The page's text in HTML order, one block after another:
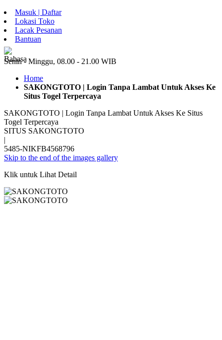
Masuk | Daftar
Lokasi Toko
Lacak Pesanan
Bantuan
Senin - Minggu, 08.00 - 21.00 WIB
Home
SAKONGTOTO | Login Tanpa Lambat Untuk Akses Ke
Situs Togel Terpercaya
SAKONGTOTO | Login Tanpa Lambat Untuk Akses Ke Situs
Togel Terpercaya
SITUS SAKONGTOTO
|
5485-NIKFB4568796
Skip to the end of the images gallery
Klik untuk Lihat Detail